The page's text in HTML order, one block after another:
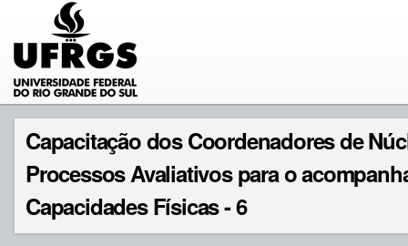
Capacitação dos Coordenadores de
Processos Avaliativos para o
Capacidades Físicas - 6